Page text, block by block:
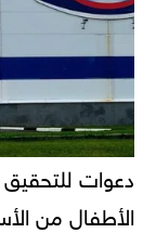
دعوات
الأطفال من